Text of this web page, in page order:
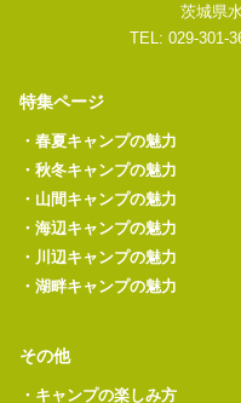
茨城県
TEL: 029-301-
特集ページ
・ 春夏キャンプの魅力
・ 秋冬キャンプの魅力
・ 山間キャンプの魅力
・ 海辺キャンプの魅力
・ 川辺キャンプの魅力
・ 湖畔キャンプの魅力
その他
・ キャンプの楽しみ方